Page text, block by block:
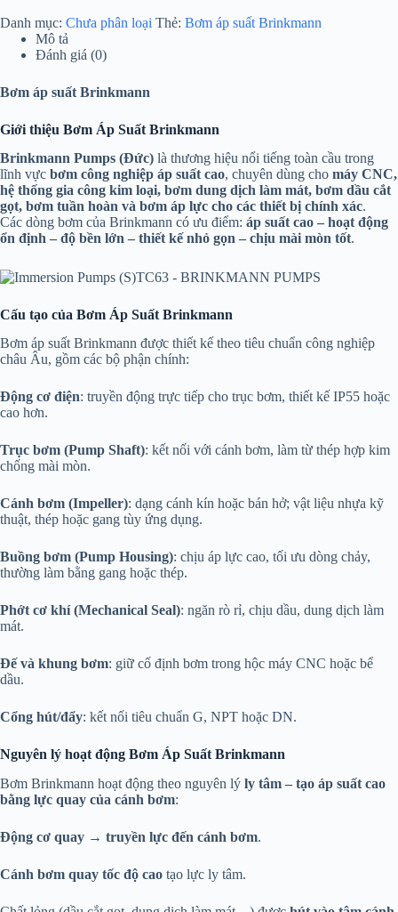
Danh mục: Chưa phân loại Thẻ: Bơm áp suất Brinkmann
Mô tả
Đánh giá (0)
Bơm áp suất Brinkmann
Giới thiệu Bơm Áp Suất Brinkmann
Brinkmann Pumps (Đức) là thương hiệu nổi tiếng toàn cầu trong
lĩnh vực bơm công nghiệp áp suất cao, chuyên dùng cho máy CNC,
hệ thống gia công kim loại, bơm dung dịch làm mát, bơm dầu cắt
gọt, bơm tuần hoàn và bơm áp lực cho các thiết bị chính xác.
Các dòng bơm của Brinkmann có ưu điểm: áp suất cao – hoạt động
ổn định – độ bền lớn – thiết kế nhỏ gọn – chịu mài mòn tốt.
Cấu tạo của Bơm Áp Suất Brinkmann
Bơm áp suất Brinkmann được thiết kế theo tiêu chuẩn công nghiệp
châu Âu, gồm các bộ phận chính:
Động cơ điện: truyền động trực tiếp cho trục bơm, thiết kế IP55 hoặc
cao hơn.
Trục bơm (Pump Shaft): kết nối với cánh bơm, làm từ thép hợp kim
chống mài mòn.
Cánh bơm (Impeller): dạng cánh kín hoặc bán hở; vật liệu nhựa kỹ
thuật, thép hoặc gang tùy ứng dụng.
Buồng bơm (Pump Housing): chịu áp lực cao, tối ưu dòng chảy,
thường làm bằng gang hoặc thép.
Phớt cơ khí (Mechanical Seal): ngăn rò rỉ, chịu dầu, dung dịch làm
mát.
Đế và khung bơm: giữ cố định bơm trong hộc máy CNC hoặc bể
dầu.
Cổng hút/đẩy: kết nối tiêu chuẩn G, NPT hoặc DN.
Nguyên lý hoạt động Bơm Áp Suất Brinkmann
Bơm Brinkmann hoạt động theo nguyên lý ly tâm – tạo áp suất cao
bằng lực quay của cánh bơm:
Động cơ quay → truyền lực đến cánh bơm.
Cánh bơm quay tốc độ cao tạo lực ly tâm.